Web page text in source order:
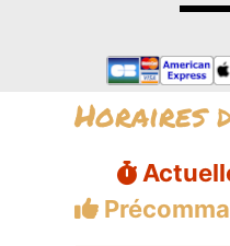
Horaires